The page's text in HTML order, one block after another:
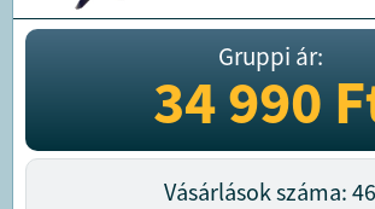
Gruppi ár:
34 990
Vásárlások száma: 46